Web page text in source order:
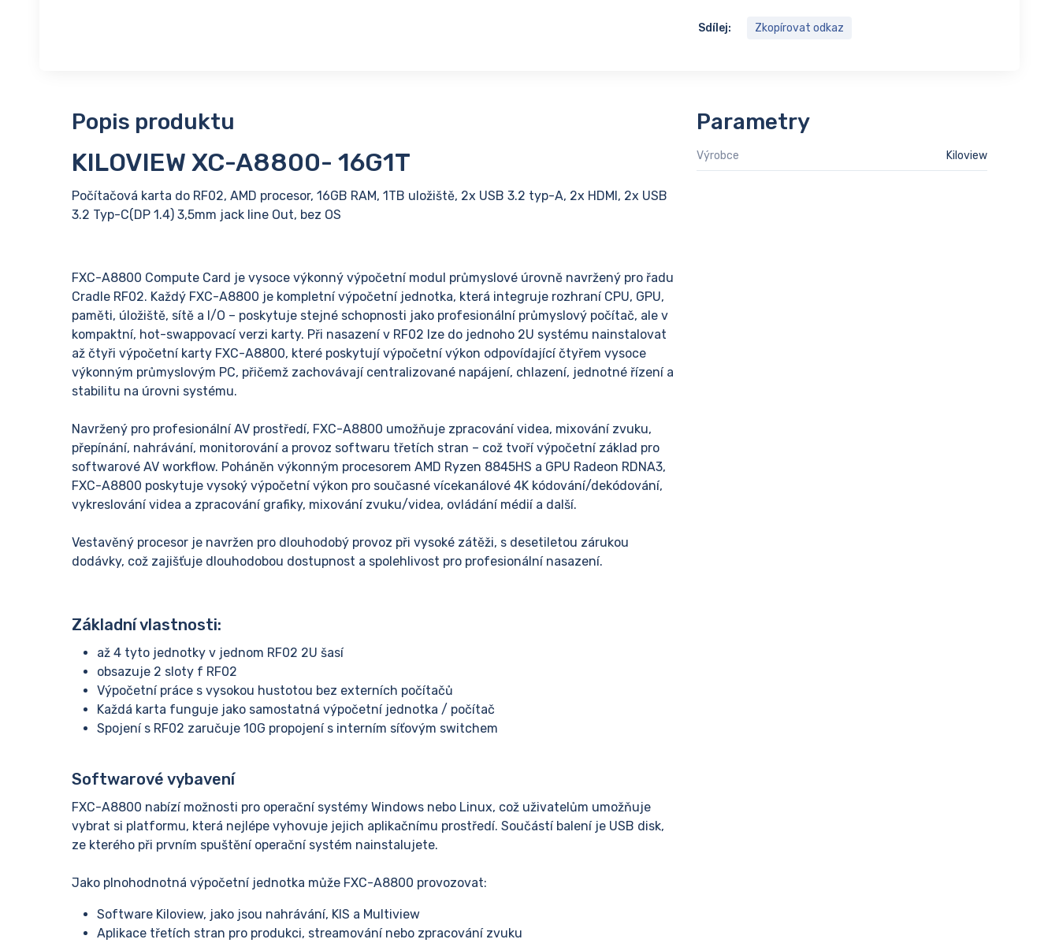
Sdílej: Zkopírovat odkaz
Popis produktu
KILOVIEW XC-A8800- 16G1T
Počítačová karta do RF02, AMD procesor, 16GB RAM, 1TB uložiště, 2x USB 3.2 typ-A, 2x HDMI, 2x USB
3.2 Typ-C(DP 1.4) 3,5mm jack line Out, bez OS
FXC-A8800 Compute Card je vysoce výkonný výpočetní modul průmyslové úrovně navržený pro řadu
Cradle RF02. Každý FXC-A8800 je kompletní výpočetní jednotka, která integruje rozhraní CPU, GPU,
paměti, úložiště, sítě a I/O – poskytuje stejné schopnosti jako profesionální průmyslový počítač, ale v
kompaktní, hot-swappovací verzi karty. Při nasazení v RF02 lze do jednoho 2U systému nainstalovat
až čtyři výpočetní karty FXC-A8800, které poskytují výpočetní výkon odpovídající čtyřem vysoce
výkonným průmyslovým PC, přičemž zachovávají centralizované napájení, chlazení, jednotné řízení a
stabilitu na úrovni systému.
Navržený pro profesionální AV prostředí, FXC-A8800 umožňuje zpracování videa, mixování zvuku,
přepínání, nahrávání, monitorování a provoz softwaru třetích stran – což tvoří výpočetní základ pro
softwarové AV workflow. Poháněn výkonným procesorem AMD Ryzen 8845HS a GPU Radeon RDNA3,
FXC-A8800 poskytuje vysoký výpočetní výkon pro současné vícekanálové 4K kódování/dekódování,
vykreslování videa a zpracování grafiky, mixování zvuku/videa, ovládání médií a další.
Vestavěný procesor je navržen pro dlouhodobý provoz při vysoké zátěži, s desetiletou zárukou
dodávky, což zajišťuje dlouhodobou dostupnost a spolehlivost pro profesionální nasazení.
Základní vlastnosti:
až 4 tyto jednotky v jednom RF02 2U šasí
obsazuje 2 sloty f RF02
Výpočetní práce s vysokou hustotou bez externích počítačů
Každá karta funguje jako samostatná výpočetní jednotka / počítač
Spojení s RF02 zaručuje 10G propojení s interním síťovým switchem
Softwarové vybavení
FXC-A8800 nabízí možnosti pro operační systémy Windows nebo Linux, což uživatelům umožňuje
vybrat si platformu, která nejlépe vyhovuje jejich aplikačnímu prostředí. Součástí balení je USB disk,
ze kterého při prvním spuštění operační systém nainstalujete.
Jako plnohodnotná výpočetní jednotka může FXC-A8800 provozovat:
Software Kiloview, jako jsou nahrávání, KIS a Multiview
Aplikace třetích stran pro produkci, streamování nebo zpracování zvuku
Parametry
Výrobce Kiloview